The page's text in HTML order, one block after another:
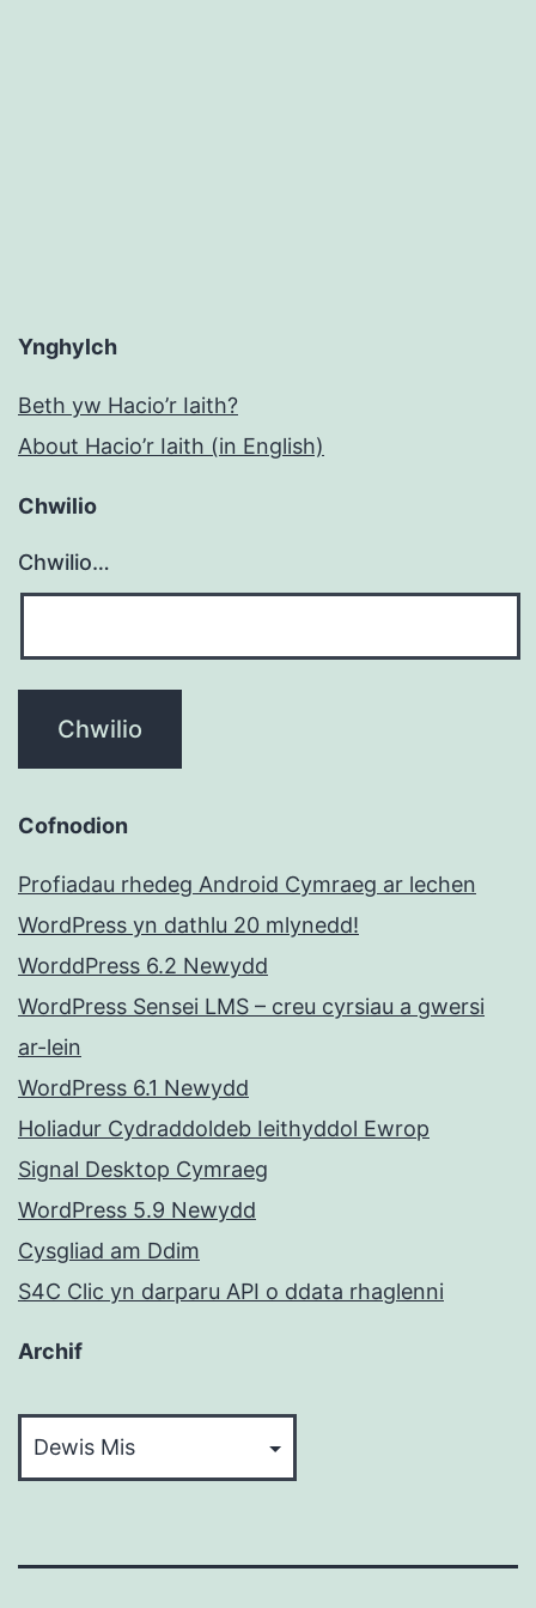
Ynghylch
Beth yw Hacio’r Iaith?
About Hacio’r Iaith (in English)
Chwilio
Chwilio…
Cofnodion
Profiadau rhedeg Android Cymraeg ar lechen
WordPress yn dathlu 20 mlynedd!
WorddPress 6.2 Newydd
WordPress Sensei LMS – creu cyrsiau a gwersi
ar-lein
WordPress 6.1 Newydd
Holiadur Cydraddoldeb Ieithyddol Ewrop
Signal Desktop Cymraeg
WordPress 5.9 Newydd
Cysgliad am Ddim
S4C Clic yn darparu API o ddata rhaglenni
Archif